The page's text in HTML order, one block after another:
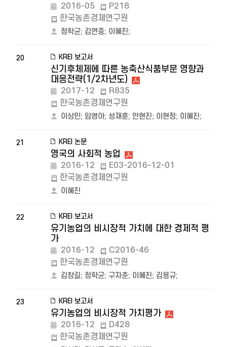
2016-05
P218
한국농촌경제연구원
정학균; 김연중; 이혜진;
20 KREI 보고서
신기후체제에 따른 농축산식품부문 영향과
대응전략(1/2차년도)
2017-12
R835
한국농촌경제연구원
이상민; 임영아; 성재훈; 안현진; 이현정; 이혜진;
21 KREI 논문
영국의 사회적 농업
2016-12
E03-2016-12-01
한국농촌경제연구원
이혜진
22 KREI 보고서
유기농업의 비시장적 가치에 대한 경제적 평
가
2016-12
C2016-46
한국농촌경제연구원
김창길; 정학균; 구자춘; 이혜진; 김용규;
23 KREI 보고서
유기농업의 비시장적 가치평가
2016-12
D428
한국농촌경제연구원